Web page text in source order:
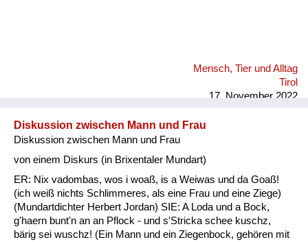
Mensch, Tier und Alltag
Tirol
17. November 2022
Diskussion zwischen Mann und Frau
Diskussion zwischen Mann und Frau
von einem Diskurs (in Brixentaler Mundart)
ER: Nix vadombas, wos i woaß, is a Weiwas und da Goaß!
(ich weiß nichts Schlimmeres, als eine Frau und eine Ziege)
(Mundartdichter Herbert Jordan) SIE: A Loda und a Bock,
g'haern bunt'n an an Pflock - und s'Stricka schee kuschz,
bärig sei wuschz! (Ein Mann und ein Ziegenbock, gehören mit